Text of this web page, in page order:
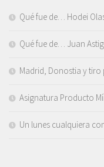
Qué fue de… Hodei
Qué fue de… Juan
Madrid, Donostia y tiro
Asignatura Producto
Un lunes cualquiera